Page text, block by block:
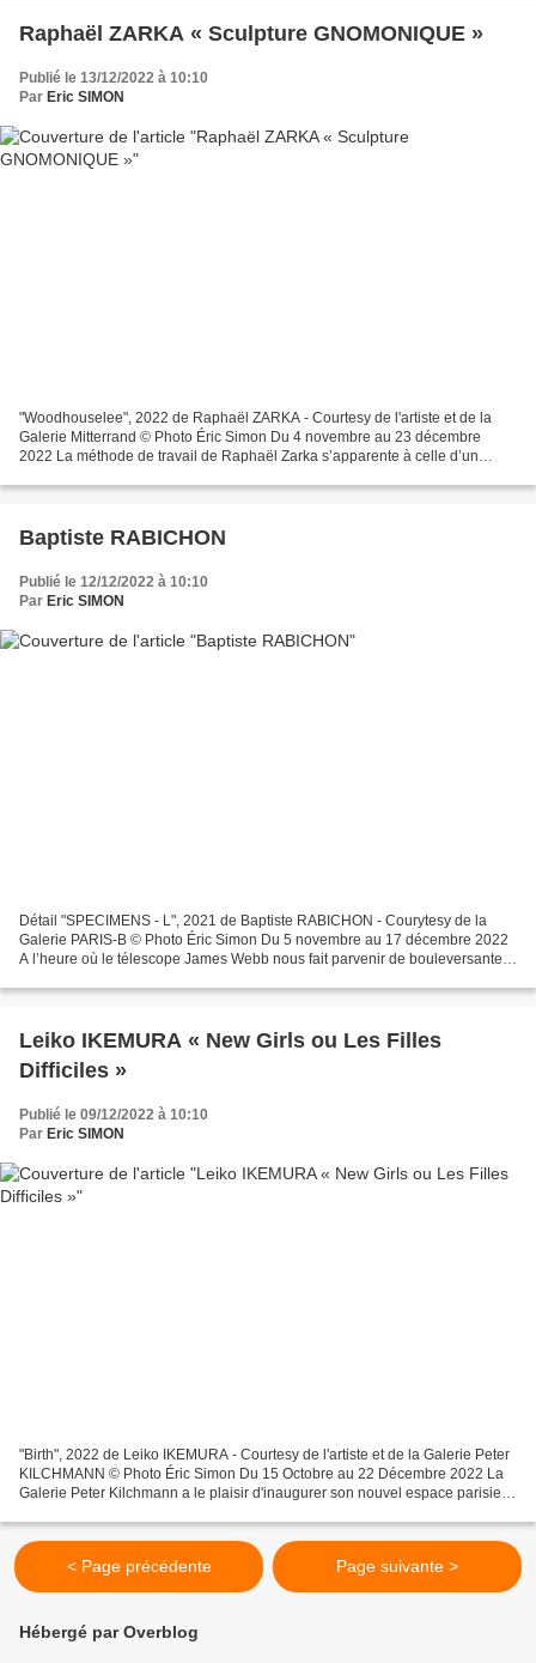
Raphaël ZARKA « Sculpture GNOMONIQUE »
Publié le 13/12/2022 à 10:10
Par Eric SIMON
"Woodhouselee", 2022 de Raphaël ZARKA - Courtesy de l'artiste et de la
Galerie Mitterrand © Photo Éric Simon Du 4 novembre au 23 décembre
2022 La méthode de travail de Raphaël Zarka s’apparente à celle d’un
Baptiste RABICHON
Publié le 12/12/2022 à 10:10
Par Eric SIMON
Détail "SPECIMENS - L", 2021 de Baptiste RABICHON - Courytesy de la
Galerie PARIS-B © Photo Éric Simon Du 5 novembre au 17 décembre 2022
A l’heure où le télescope James Webb nous fait parvenir de bouleversantes
Leiko IKEMURA « New Girls ou Les Filles
Difficiles »
Publié le 09/12/2022 à 10:10
Par Eric SIMON
"Birth", 2022 de Leiko IKEMURA - Courtesy de l'artiste et de la Galerie Peter
KILCHMANN © Photo Éric Simon Du 15 Octobre au 22 Décembre 2022 La
Galerie Peter Kilchmann a le plaisir d'inaugurer son nouvel espace parisien
< Page précédente Page suivante >
Hébergé par Overblog